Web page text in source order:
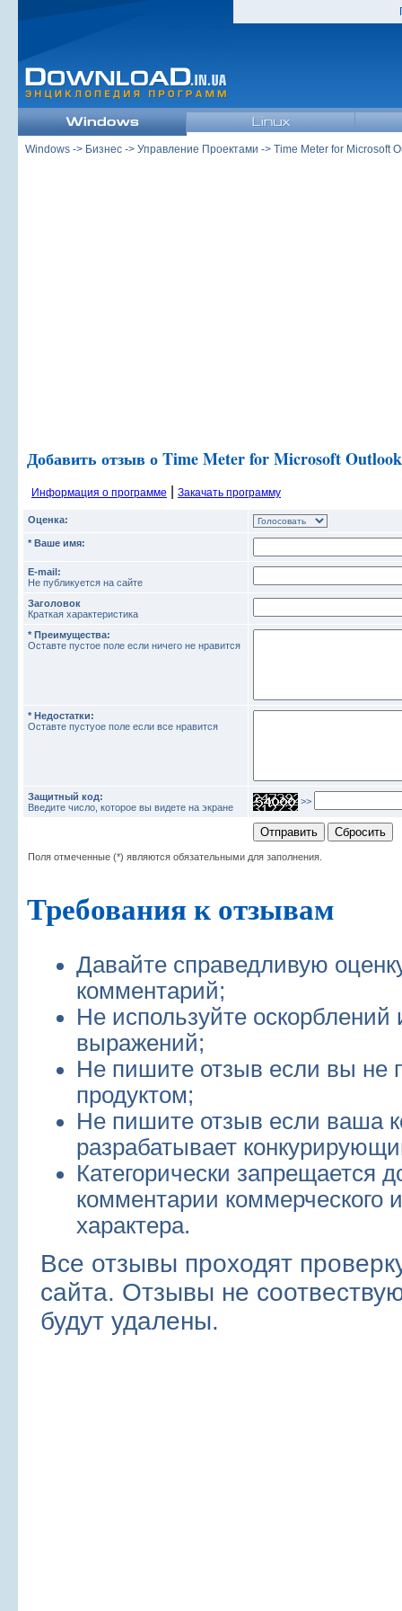
Windows -> Бизнес -> Управление Проектами -> Time Meter for Microsoft
Добавить отзыв о Time Meter for Microsoft
Информация о программе Закачать программу
Оценка:
* Ваше имя:
E-mail:
Не публикуется на сайте
Заголовок
Краткая характеристика
* Преимущества:
Оставте пустое поле если ничего не нравится
* Недостатки:
Оставте пустуое поле если все нравится
Защитный код:
Введите число, которое вы видете на экране
>>
Поля отмеченные (*) являются обязательными для заполнения.
Требования к отзывам
Давайте справедливую
комментарий;
Не используйте оскорблений
выражений;
Не пишите отзыв если вы не
продуктом;
Не пишите отзыв если ваша
разрабатывает
Категорически запрещается
комментарии коммерческого
характера.
Все отзывы проходят
сайта. Отзывы не
будут удалены.